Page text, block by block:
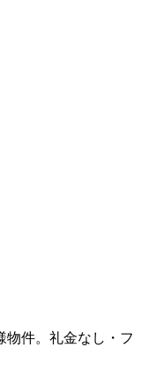
物件。礼金なし・フ